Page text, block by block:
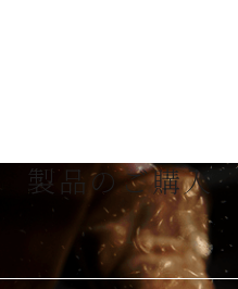
製品のご購入